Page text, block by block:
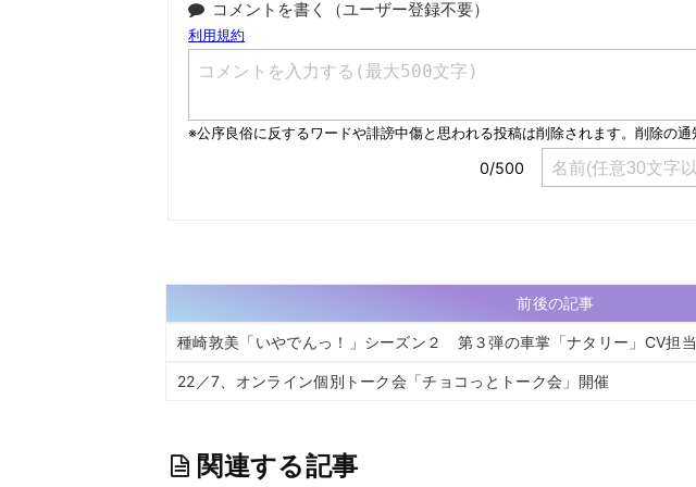
コメントを書く（ユーザー登録不要）
前後の記事
種崎敦美「いやでんっ！」シーズン２ 第３弾の車掌「ナタリー」CV担当
22／7、オンライン個別トーク会「チョコっとトーク会」開催
関連する記事